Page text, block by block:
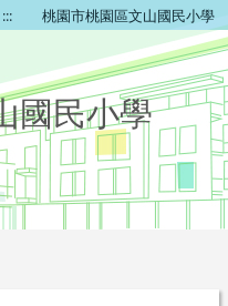
::: 桃園市桃園區文山國民小學
國民小學